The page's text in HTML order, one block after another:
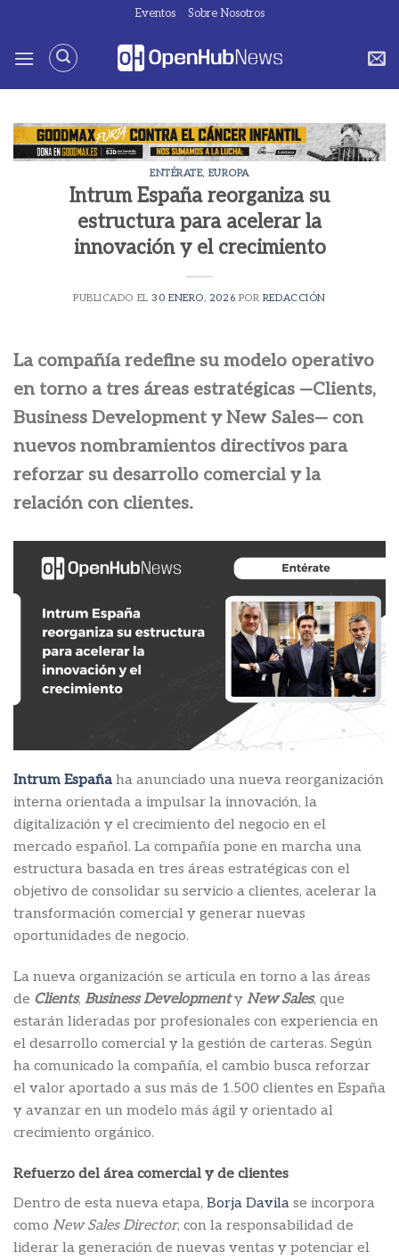
contenido
Eventos Sobre Nosotros
ENTÉRATE, EUROPA
Intrum España reorganiza su
estructura para acelerar la
innovación y el crecimiento
PUBLICADO EL30 ENERO, 2026 POR REDACCIÓN
La compañía redefine su modelo operativo
en torno a tres áreas estratégicas —Clients,
Business Development y New Sales— con
nuevos nombramientos directivos para
reforzar su desarrollo comercial y la
relación con clientes.
Intrum España ha anunciado una nueva reorganización
interna orientada a impulsar la innovación, la
digitalización y el crecimiento del negocio en el
mercado español. La compañía pone en marcha una
estructura basada en tres áreas estratégicas con el
objetivo de consolidar su servicio a clientes, acelerar la
transformación comercial y generar nuevas
oportunidades de negocio.
La nueva organización se articula en torno a las áreas
de Clients, Business Developmenty New Sales, que
estarán lideradas por profesionales con experiencia en
el desarrollo comercial y la gestión de carteras. Según
ha comunicado la compañía, el cambio busca reforzar
el valor aportado a sus más de 1.500 clientes en España
y avanzar en un modelo más ágil y orientado al
crecimiento orgánico.
Refuerzo del área comercial y de clientes
Dentro de esta nueva etapa, Borja Davila se incorpora
como New Sales Director, con la responsabilidad de
liderar la generación de nuevas ventas y potenciar el